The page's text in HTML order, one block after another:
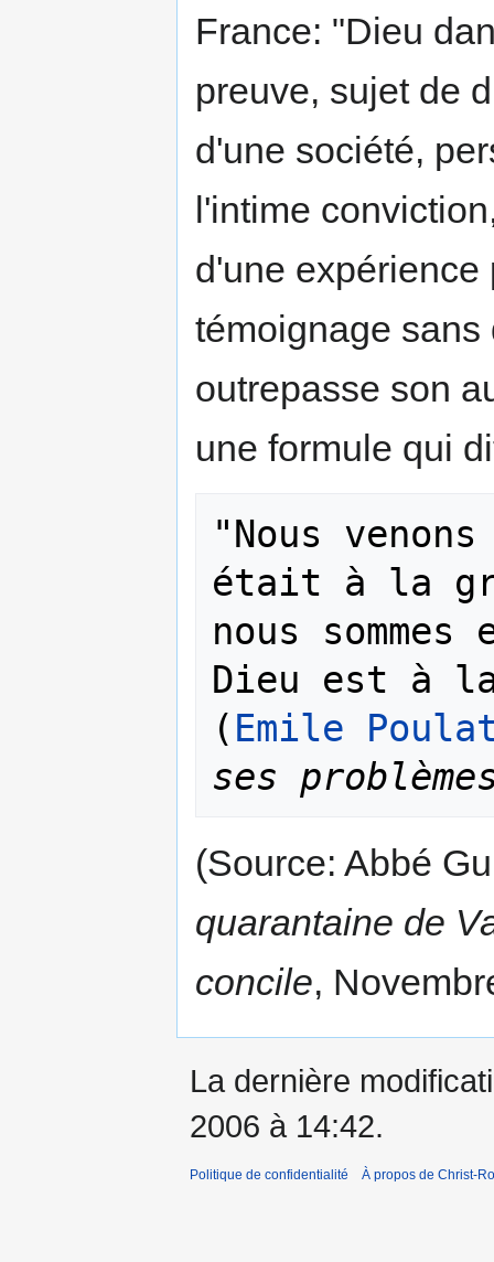
France: "Dieu
preuve, sujet de
d'une société,
l'intime
d'une
témoignage
outrepasse son
une formule qui
"Nous
était à la
nous
Dieu est à
( Emile
ses
(Source: Abbé
quarantaine de
concile,
La dernière
2006 à 14:42.
Politique de confidentialité À propos de Christ-